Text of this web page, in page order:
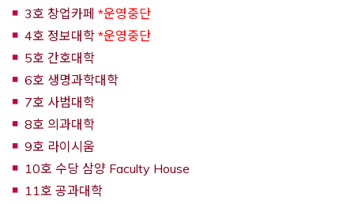
3호 창업카페 *운영중단
4호 정보대학 *운영중단
5호 간호대학
6호 생명과학대학
7호 사범대학
8호 의과대학
9호 라이시움
10호 수당 삼양 Faculty House
11호 공과대학